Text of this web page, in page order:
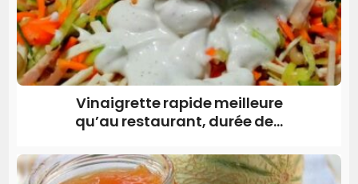
Vinaigrette rapide meilleure
qu’au restaurant, durée de...